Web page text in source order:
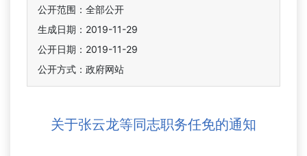
公开范围：全部公开
生成日期：2019-11-29
公开日期：2019-11-29
公开方式：政府网站
关于张云龙等同志职务任免的通知